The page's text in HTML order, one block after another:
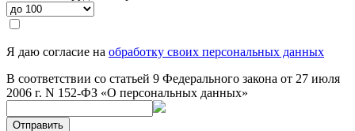
Я даю согласие на обработку своих персональных данных
В соответствии со статьей 9 Федерального закона от 27 июля
2006 г. N 152-ФЗ «О персональных данных»
Отправить